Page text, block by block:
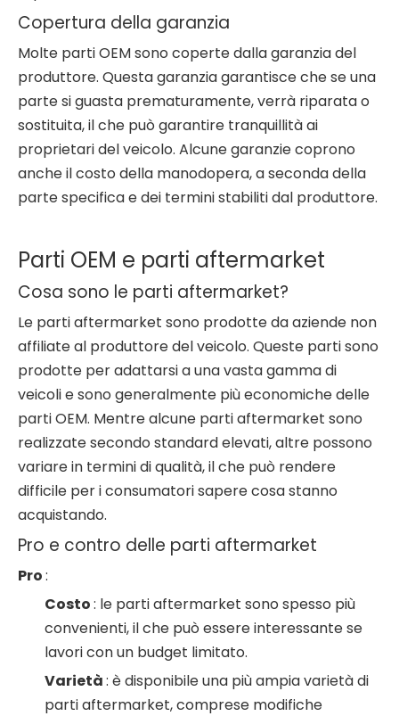
Copertura della garanzia
Molte parti OEM sono coperte dalla garanzia del
produttore. Questa garanzia garantisce che se una
parte si guasta prematuramente, verrà riparata o
sostituita, il che può garantire tranquillità ai
proprietari del veicolo. Alcune garanzie coprono
anche il costo della manodopera, a seconda della
parte specifica e dei termini stabiliti dal produttore.
Parti OEM e parti aftermarket
Cosa sono le parti aftermarket?
Le parti aftermarket sono prodotte da aziende non
affiliate al produttore del veicolo. Queste parti sono
prodotte per adattarsi a una vasta gamma di
veicoli e sono generalmente più economiche delle
parti OEM. Mentre alcune parti aftermarket sono
realizzate secondo standard elevati, altre possono
variare in termini di qualità, il che può rendere
difficile per i consumatori sapere cosa stanno
acquistando.
Pro e contro delle parti aftermarket
Pro:
Costo: le parti aftermarket sono spesso più
convenienti, il che può essere interessante se
lavori con un budget limitato.
Varietà: è disponibile una più ampia varietà di
parti aftermarket, comprese modifiche